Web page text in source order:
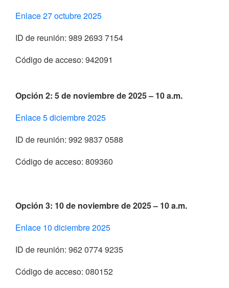
Enlace 27 octubre 2025
ID de reunión: 989 2693 7154
Código de acceso: 942091
Opción 2: 5 de noviembre de 2025 – 10 a.m.
Enlace 5 diciembre 2025
ID de reunión: 992 9837 0588
Código de acceso: 809360
Opción 3: 10 de noviembre de 2025 – 10 a.m.
Enlace 10 diciembre 2025
ID de reunión: 962 0774 9235
Código de acceso: 080152